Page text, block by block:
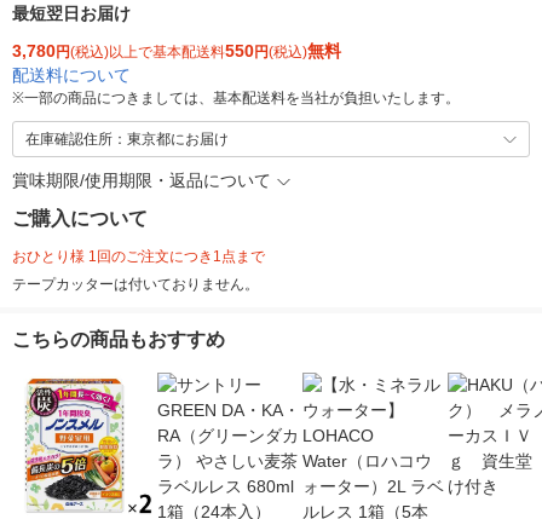
最短翌日お届け
3,780円(税込)以上で基本配送料550円(税込)無料
配送料について
※一部の商品につきましては、基本配送料を当社が負担いたします。
在庫確認住所：東京都にお届け
賞味期限/使用期限・返品について
ご購入について
おひとり様 1回のご注文につき1点まで
テープカッターは付いておりません。
こちらの商品もおすすめ